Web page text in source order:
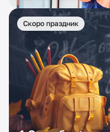
Скоро праздник